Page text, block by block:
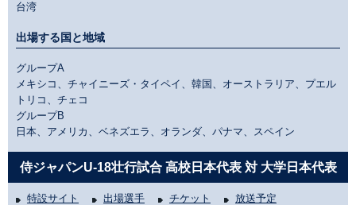
台湾
出場する国と地域
グループA
メキシコ、チャイニーズ・タイペイ、韓国、オーストラリア、プエル
トリコ、チェコ
グループB
日本、アメリカ、ベネズエラ、オランダ、パナマ、スペイン
侍ジャパンU-18壮行試合 高校日本代表 対 大学日本代表
特設サイト 出場選手 チケット 放送予定